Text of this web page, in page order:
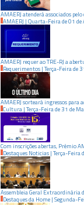
AMAERJ atenderá associados
AMAERJ | Quarta-Feirade01 de
AMAERJ requer ao TRE-RJ a
Requerimentos| Terça-Feirade
AMAERJ sorteará ingressos para
Cultura| Terça-Feirade31 de
Com inscrições abertas, Prêmio
Destaques Noticias| Terça-Feira
Assembleia Geral Extraordinária
Destaques da Home| Segunda-